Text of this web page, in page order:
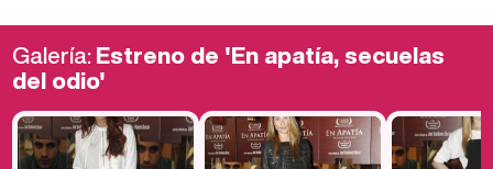
Galería:Estreno de 'En apatía, secuelas
del odio'